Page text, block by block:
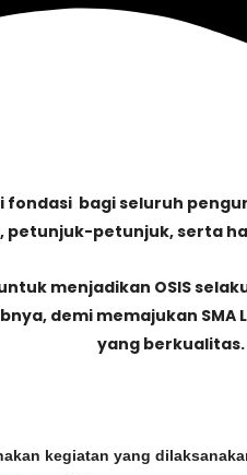
bagi seluruh
petunjuk-petunjuk, serta
menjadikan OSIS
demi memajukan
yang berkualitas.
kegiatan yang